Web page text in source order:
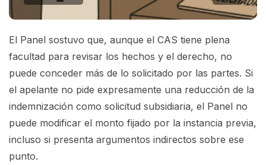
El Panel sostuvo que, aunque el CAS tiene plena
facultad para revisar los hechos y el derecho, no
puede conceder más de lo solicitado por las partes. Si
el apelante no pide expresamente una reducción de la
indemnización como solicitud subsidiaria, el Panel no
puede modificar el monto fijado por la instancia previa,
incluso si presenta argumentos indirectos sobre ese
punto.